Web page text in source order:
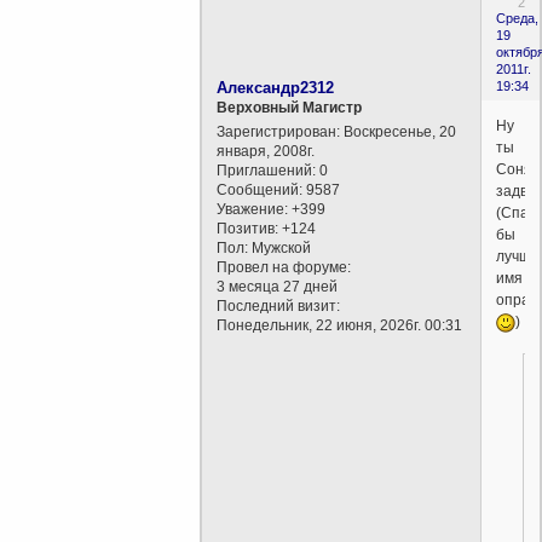
Среда,
19
2011г.
19:34
Александр2312
Верховный Магистр
Зарегистрирован: Воскресенье, 20
января, 2008г.
Приглашений: 0
Сообщений: 9587
Уважение: +399
Позитив: +124
Пол: Мужской
Провел на форуме:
3 месяца 27 дней
Последний визит:
Понедельник, 22 июня, 2026г. 00:31
Ну
ты
Соня
бы
лучше,
имя
)